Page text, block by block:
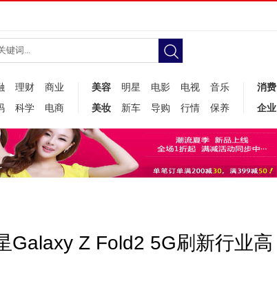
理财
商业
科学 电商
美容 明星 电影 电视
音乐
美妆
新车 导购 行情 保养
消费
企业
Z Fold2 5G刷新行业高